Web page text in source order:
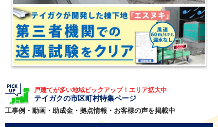
戸建てが多い地域ピックアップ！エリア拡大中
テイガクの市区町村特集ページ
工事例・動画・助成金・拠点情報・お客様の声を掲載中